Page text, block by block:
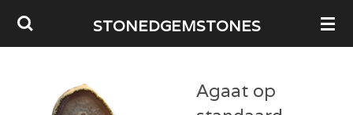
Ga
direct
STONEDGEMSTONES
Agaat op